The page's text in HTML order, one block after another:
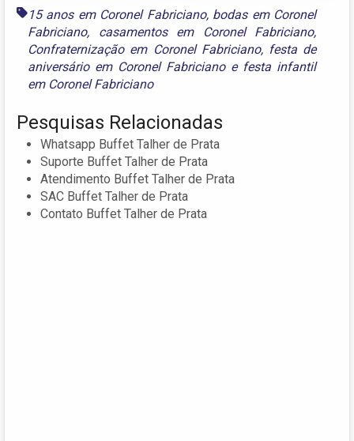
15 anos em Coronel Fabriciano, bodas em Coronel
Fabriciano, casamentos em Coronel Fabriciano,
Confraternização em Coronel Fabriciano, festa de
aniversário em Coronel Fabricianoe festa infantil
em Coronel Fabriciano
Pesquisas Relacionadas
Whatsapp Buffet Talher de Prata
Suporte Buffet Talher de Prata
Atendimento Buffet Talher de Prata
SAC Buffet Talher de Prata
Contato Buffet Talher de Prata